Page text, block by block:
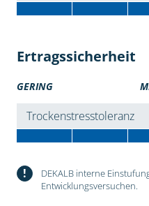
Ertragssicherheit
GERING
Trockenstresstoleranz
!
DEKALB interne
Entwicklungsversuchen.